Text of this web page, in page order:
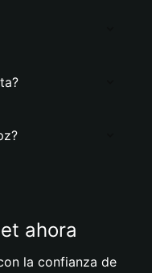
ahora
la confianza de